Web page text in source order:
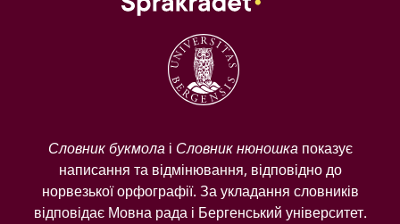
Словник букмолаі Словник нюношкапоказує
написання та відмінювання, відповідно до
норвезької орфографії. За укладання словників
відповідає Мовна рада і Бергенський університет.